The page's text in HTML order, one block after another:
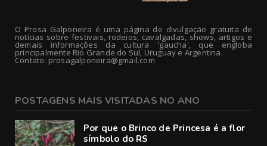
O Prosa Galponeira é uma página de divulgação gratuita de
notícias sobre festivais, rodeios, cavalgadas, shows, artigos e
demais informações da cultura 'gaucha', que engloba
principalmente Rio Grande do Sul, Uruguay e Argentina.
Contato: prosagalponeira@gmail.com
POSTAGENS MAIS VISITADAS NO ANO
Por que o Brinco de Princesa é a flor
símbolo do RS